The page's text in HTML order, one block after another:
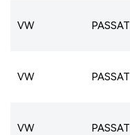
VW PASSAT
VW PASSAT
VW PASSAT